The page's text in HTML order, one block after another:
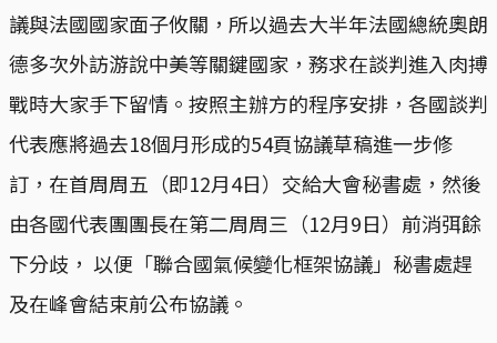
議與法國國家面子攸關，所以過去大半年法國總統奧朗
德多次外訪游說中美等關鍵國家，務求在談判進入肉搏
戰時大家手下留情。按照主辦方的程序安排，各國談判
代表應將過去18個月形成的54頁協議草稿進一步修
訂，在首周周五（即12月4日）交給大會秘書處，然後
由各國代表團團長在第二周周三（12月9日）前消弭餘
下分歧， 以便「聯合國氣候變化框架協議」秘書處趕
及在峰會結束前公布協議。